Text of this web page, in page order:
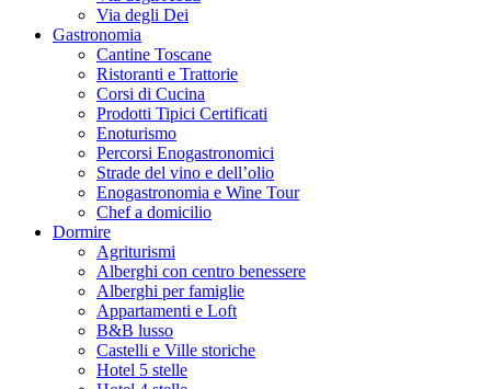
Via degli Dei
Gastronomia
Cantine Toscane
Ristoranti e Trattorie
Corsi di Cucina
Prodotti Tipici Certificati
Enoturismo
Percorsi Enogastronomici
Strade del vino e dell’olio
Enogastronomia e Wine Tour
Chef a domicilio
Dormire
Agriturismi
Alberghi con centro benessere
Alberghi per famiglie
Appartamenti e Loft
B&B lusso
Castelli e Ville storiche
Hotel 5 stelle